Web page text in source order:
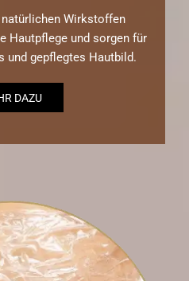
Wirkstoffen
Hautpflege und sorgen für
und gepflegtes Hautbild.
DAZU